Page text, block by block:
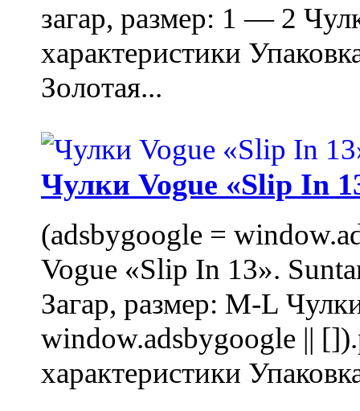
загар, размер: 1 — 2
характеристики
Золотая...
Чулки Vogue «Slip In
(adsbygoogle =
Vogue «Slip In 13».
Загар, размер: M-L
window.adsbygoogle ||
характеристики